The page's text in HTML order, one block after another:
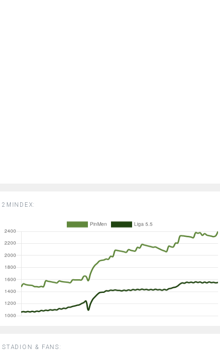
2MINDEX:
STADION & FANS: